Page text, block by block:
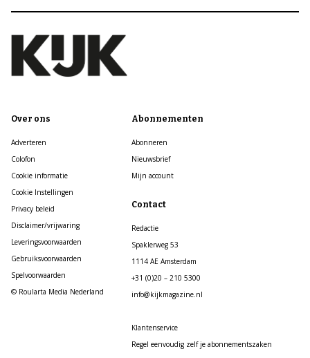
Over ons
Adverteren
Colofon
Cookie informatie
Cookie Instellingen
Privacy beleid
Disclaimer/vrijwaring
Leveringsvoorwaarden
Gebruiksvoorwaarden
Spelvoorwaarden
© Roularta Media Nederland
Abonnementen
Abonneren
Nieuwsbrief
Mijn account
Contact
Redactie
Spaklerweg 53
1114 AE Amsterdam
+31 (0)20 – 210 5300
info@kijkmagazine.nl
Klantenservice
Regel eenvoudig zelf je abonnementszaken